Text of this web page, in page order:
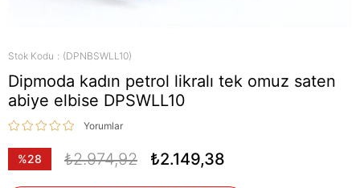
Stok Kodu (DPNBSWLL10)
Dipmoda kadın petrol likralı tek omuz saten
abiye elbise DPSWLL10
Yorumlar
%28
₺2.974,92 ₺2.149,38